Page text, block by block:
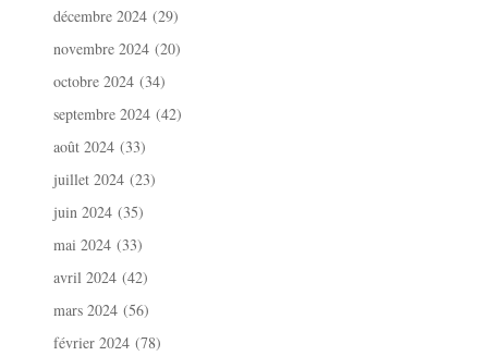
décembre 2024 (29)
novembre 2024 (20)
octobre 2024 (34)
septembre 2024 (42)
août 2024 (33)
juillet 2024 (23)
juin 2024 (35)
mai 2024 (33)
avril 2024 (42)
mars 2024 (56)
février 2024 (78)